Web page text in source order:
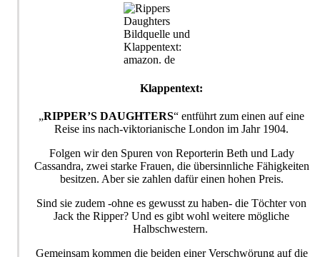
Bildquelle und
Klappentext:
amazon. de
Klappentext:
„RIPPER’S DAUGHTERS“ entführt zum einen auf eine
Reise ins nach-viktorianische London im Jahr 1904.
Folgen wir den Spuren von Reporterin Beth und Lady
Cassandra, zwei starke Frauen, die übersinnliche Fähigkeiten
besitzen. Aber sie zahlen dafür einen hohen Preis.
Sind sie zudem -ohne es gewusst zu haben- die Töchter von
Jack the Ripper? Und es gibt wohl weitere mögliche
Halbschwestern.
Gemeinsam kommen die beiden einer Verschwörung auf die